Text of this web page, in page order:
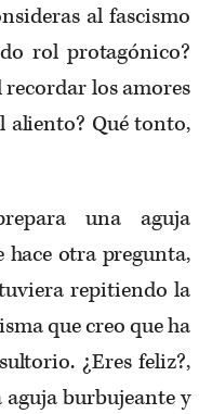
al fascismo
rol protagónico?
recordar los amores
aliento? Qué tonto,
una aguja
hace otra pregunta,
repitiendo la
que creo que ha
¿Eres feliz?,
burbujeante y